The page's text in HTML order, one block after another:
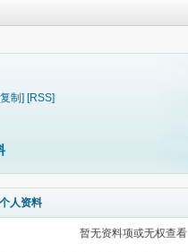
制] [RSS]
个人资料
暂无资料项或无权查看